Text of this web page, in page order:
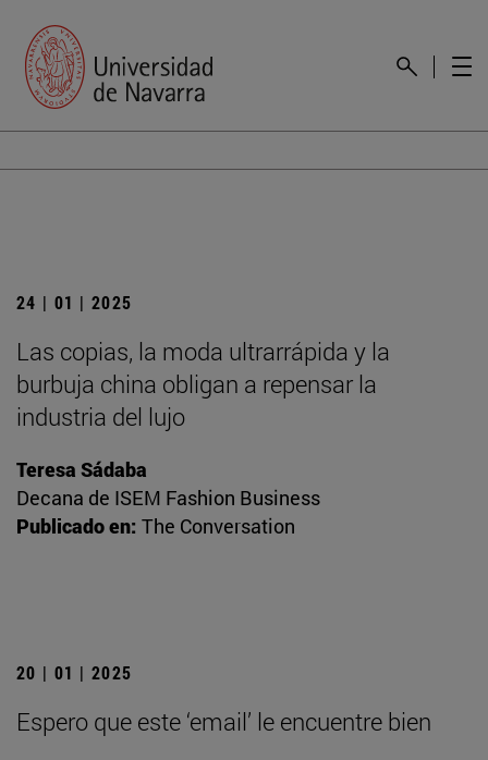
24 | 01 | 2025
Las copias, la moda ultrarrápida y la
burbuja china obligan a repensar la
industria del lujo
Teresa Sádaba
Decana de ISEM Fashion Business
Publicado en: The Conversation
20 | 01 | 2025
Espero que este ‘email’ le encuentre bien